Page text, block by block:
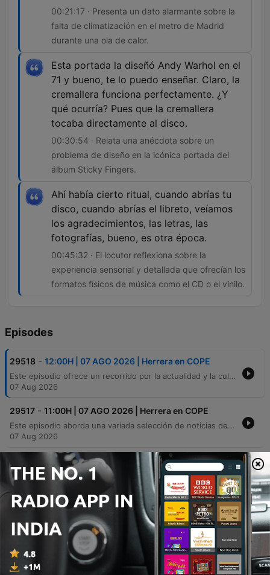
00:21:17 · Presenta un dato alarmante sobre la
falta de climatización en el metro de Madrid
durante una ola de calor.
Esta portada la diseñó Andy Warhol en el
71 y bueno, te lo puedo enseñar. Claro, la
cremallera funciona perfectamente. ¿Y
qué ocurría? Pues que la cremallera
tocaba directamente al disco.
00:30:54 · Relata una anécdota sobre un
problema de diseño en la icónica portada del
álbum Sticky Fingers.
Ahí había cierto ritual, cuando abrías tu
disco, cuando abrías el libreto, veíamos
los agradecimientos, las letras, las
fotografías, bueno, es otra época.
00:45:32 · El locutor reflexiona sobre la
experiencia sensorial y detallada que ofrecían los
formatos físicos de música como el CD o el vinilo.
Episodes
29518 - 12:00H | 07 AGO 2026 | Herrera en COPE
Este episodio ofrece un recorrido por la actualidad y la cultura, comenzando con noticias de España como la Operación Salem contra el tráfico de personas, consejos para viajar con mascotas y la iniciativa Astroaccesible para hacer el eclipse solar accesible a personas ciegas. También se abordan temas de movilidad, seguridad visual ante fenómenos astronómicos y alertas climáticas en Madrid. El programa explora además la historia detrás de portadas de álbumes icónicos de artistas como los Rolling Stones, Led Zeppelin y Pink Floyd, analizando su impacto cultural. Finalmente, se reflexiona sobre la nostalgia de los formatos musicales físicos, historias de superación profesional y análisis de la actualidad política y deportiva.
07 Aug 2026
29517 - 11:00H | 07 AGO 2026 | Herrera en COPE
Este episodio aborda una variada selección de noticias de actualidad, desde la crisis migratoria en Ceuta y Baleares hasta el descenso del tráfico ferroviario en España. También se analizan temas deportivos y una reflexión médica sobre la importancia de la pausa mental durante las vacaciones. En el ámbito cultural, contamos con una entrevista a Carlos Areces sobre la serie 'Muertos SL' y un repaso por los estrenos cinematográficos de agosto, que incluyen desde animación familiar hasta thrillers y dramas internacionales.
07 Aug 2026
10:00H | 07 AGO 2026 | Herrera en COPE
Este episodio ofrece un recorrido por la actualidad política, económica y social, abordando desde la crisis migratoria en Ceuta y el mercado de la vivienda hasta curiosidades como una boda bajo un eclipse solar. También se celebra el Día Mundial de la Cerveza y se repasan efemérides históricas. El programa cuenta con una entrevista al humorista Agustín Jiménez, quien reflexiona sobre su trayectoria profesional y la disciplina en la comedia. Finalmente, los locutores y oyentes comparten diversas anécdotas sobre situaciones sociales incómodas, encuentros inesperados en cenas y choques culturales.
07 Aug 2026
29515 - 09:00H | 07 AGO 2026 | Herrera en COPE
Este episodio aborda la crisis migratoria en Ceuta y los procedimientos legales para la repatriación de menores, junto con noticias sobre alertas climáticas por altas temperaturas en España. También se explican los mecanismos de asilo y se ofrece una perspectiva científica sobre la observación segura del próximo eclipse solar. El programa incluye un repaso informativo sobre la actualidad internacional, destacando el conflicto en Ucrania y avances tecnológicos de Elon Musk, además de noticias sanitarias sobre virus en Galicia y Sevilla. El episodio concluye con noticias de actualidad nacional y breves de interés general.
07 Aug 2026
29514 08:00H | 07 AGO 2026 | Herrera en COPE